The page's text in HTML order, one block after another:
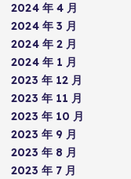
2024 年 4 月
2024 年 3 月
2024 年 2 月
2024 年 1 月
2023 年 12 月
2023 年 11 月
2023 年 10 月
2023 年 9 月
2023 年 8 月
2023 年 7 月